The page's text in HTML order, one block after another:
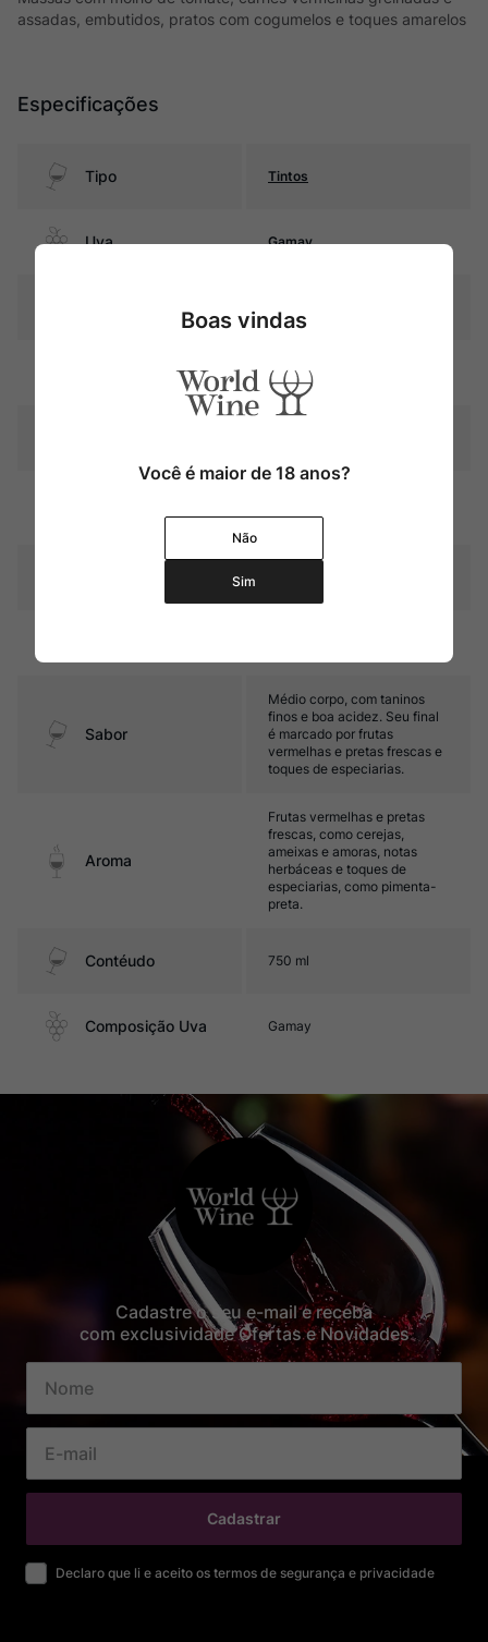
assadas, embutidos, pratos com cogumelos e toques amarelos
Especificações
Tipo Tintos
Uva Gamay
França
Sabor
Médio corpo, com taninos
finos e boa acidez. Seu final
é marcado por frutas
vermelhas e pretas frescas e
toques de especiarias.
Aroma
Frutas vermelhas e pretas
frescas, como cerejas,
ameixas e amoras, notas
herbáceas e toques de
especiarias, como pimenta-
preta.
Contéudo 750 ml
Composição Uva Gamay
Cadastre o seu e-mail e receba
com exclusividade Ofertas e Novidades
Cadastrar
Declaro que li e aceito os termos de segurança e privacidade
Boas vindas
Você é maior de 18 anos?
Não
Sim